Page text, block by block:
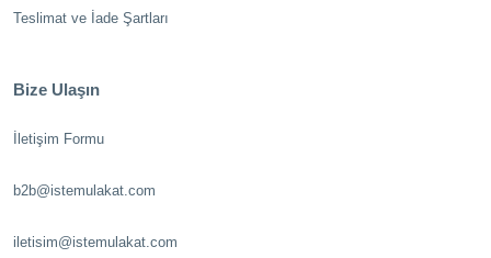
Teslimat ve İade Şartları
Bize Ulaşın
İletişim Formu
b2b@istemulakat.com
iletisim@istemulakat.com